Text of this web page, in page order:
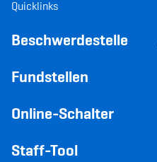
Quicklinks
Beschwerdestelle
Fundstellen
Online-Schalter
Staff-Tool